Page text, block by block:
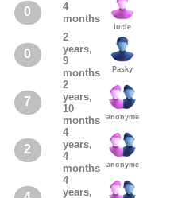
0
4
months
lucie
0
2
years,
9
months
Pasky
7
2
years,
10
months
anonyme
2
4
years,
4
months
anonyme
4
years,